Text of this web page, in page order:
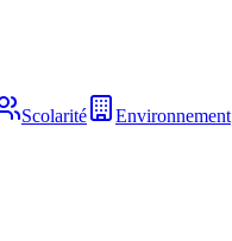
Scolarité Environnement